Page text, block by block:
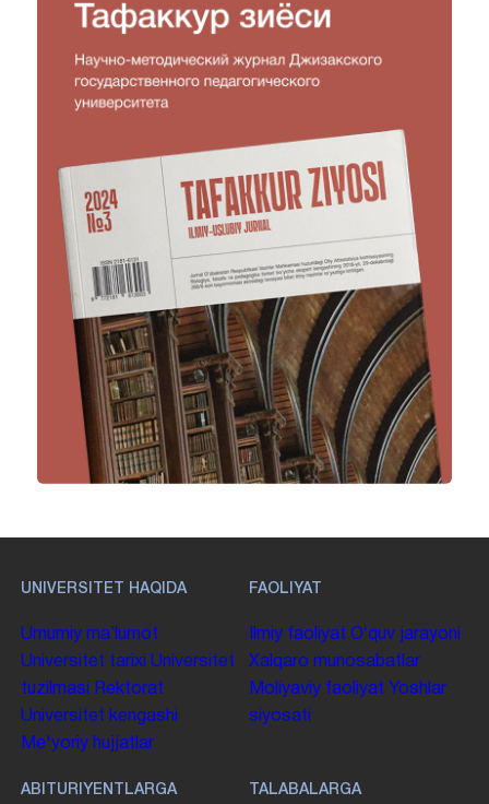
UNIVERSITET HAQIDA
Umumiy maʼlumot
Universitet tarixi Universitet
tuzilmasi
Rektorat
Universitet kengashi
Me'yoriy hujjatlar
FAOLIYAT
Ilmiy faoliyat Oʻquv jarayoni
Xalqaro munosabatlar
Moliyaviy faoliyat Yoshlar
siyosati
ABITURIYENTLARGA TALABALARGA